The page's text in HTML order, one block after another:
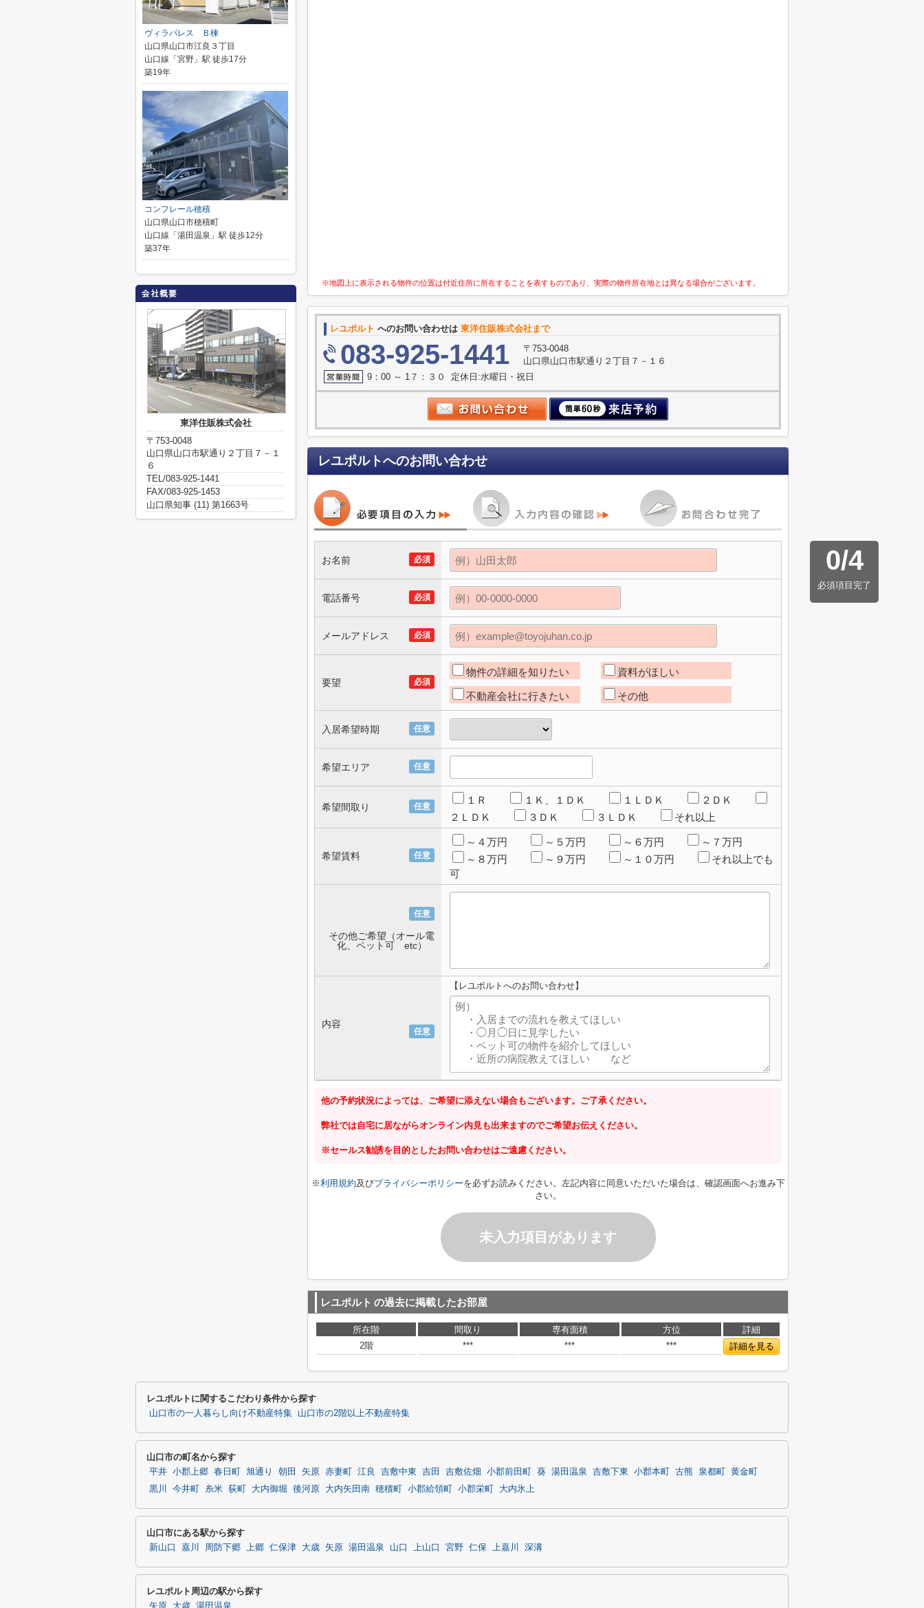
※地図上に表示される物件の位置は付近住所に所在することを表すものであり、実際の物件所在地とは異なる場合がございます。
レユポルト へのお問い合わせは 東洋住販株式会社まで
083-925-1441
〒753-0048
山口県山口市駅通り２丁目７－１６
9：00 ～ 1７：３０ 定休日:水曜日・祝日
レユポルトへのお問い合わせ
0/4
必須項目完了
必須
お名前
必須
電話番号
必須
メールアドレス
必須
要望
物件の詳細を知りたい 資料がほしい
不動産会社に行きたい その他
任意
入居希望時期
任意
希望エリア
任意
希望間取り
１Ｒ １Ｋ、１ＤＫ １ＬＤＫ
２ＤＫ
２ＬＤＫ
３ＤＫ ３ＬＤＫ それ以上
任意
希望賃料
～４万円 ～５万円 ～６万円
～７万円
～８万円
～９万円 ～１０万円
それ以上でも
可
任意
その他ご希望（オール電
化、ペット可 etc）
任意
内容
【レユポルトへのお問い合わせ】
他の予約状況によっては、ご希望に添えない場合もございます。ご了承ください。
弊社では自宅に居ながらオンライン内見も出来ますのでご希望お伝えください。
※セールス勧誘を目的としたお問い合わせはご遠慮ください。
※利用規約及びプライバシーポリシーを必ずお読みください。左記内容に同意いただいた場合は、確認画面へお進み下
さい。
未入力項目があります
レユポルト の過去に掲載したお部屋
所在階 間取り 専有面積 方位
詳細
2階
*** *** *** 詳細を見る
ヴィラパレス Ｂ棟
山口県山口市江良３丁目
山口線「宮野」駅 徒歩17分
築19年
コンフレール穂積
山口県山口市穂積町
山口線「湯田温泉」駅 徒歩12分
築37年
東洋住販株式会社
〒753-0048
山口県山口市駅通り２丁目７－１
６
TEL/083-925-1441
FAX/083-925-1453
山口県知事 (11) 第1663号
レユポルトに関するこだわり条件から探す
山口市の一人暮らし向け不動産特集 山口市の2階以上不動産特集
山口市の町名から探す
平井 小郡上郷 春日町 旭通り 朝田 矢原 赤妻町 江良 吉敷中東 吉田 吉敷佐畑 小郡前田町 葵 湯田温泉 吉敷下東 小郡本町 古熊 泉都町
黄金町
黒川
今井町 糸米 荻町 大内御堀 後河原 大内矢田南 穂積町 小郡給領町 小郡栄町 大内氷上
山口市にある駅から探す
新山口 嘉川 周防下郷 上郷 仁保津 大歳 矢原 湯田温泉 山口 上山口 宮野 仁保 上嘉川 深溝
レユポルト周辺の駅から探す
矢原 大歳 湯田温泉